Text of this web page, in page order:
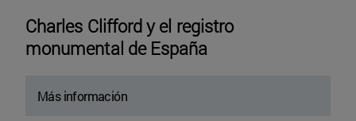
Charles Clifford y el registro
monumental de España
Más información